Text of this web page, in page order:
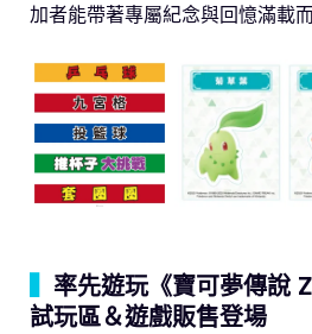
加者能帶著專屬紀念與回憶滿載
率先遊玩《寶可夢傳說
試玩區＆遊戲販售登場